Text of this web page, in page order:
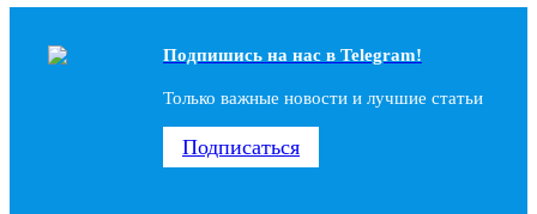
Подпишись на наc в Telegram!
Только важные новости и лучшие статьи
Подписаться